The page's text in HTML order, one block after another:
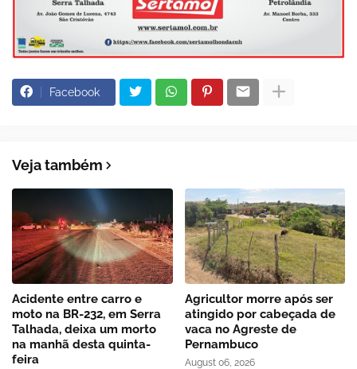
Facebook
Veja também
Acidente entre carro e
moto na BR-232, em Serra
Talhada, deixa um morto
na manhã desta quinta-
feira
Agricultor morre após ser
atingido por cabeçada de
vaca no Agreste de
Pernambuco
August 06, 2026